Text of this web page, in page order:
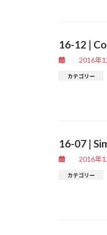
16-12 |
2016年
カテゴリー
16-07 |
2016年
カテゴリー